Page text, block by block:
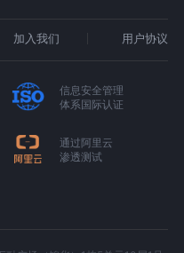
加入我们 用户协议
信息安全管理
体系国际认证
通过阿里云
渗透测试